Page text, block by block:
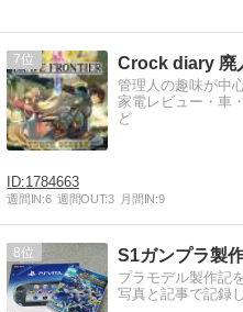
7 Crock diary 廃
管理人の趣味が中
家電レビュー・車
ど
1784663
週間IN:6 週間OUT:3 月間IN:9
8 S1ガンプラ製
プラモデル製作記
写真と記事で記録